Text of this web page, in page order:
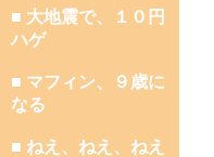
■ 大地震で、１０円
ハゲ
■ マフィン、９歳に
なる
■ ねえ、ねえ、ねえ